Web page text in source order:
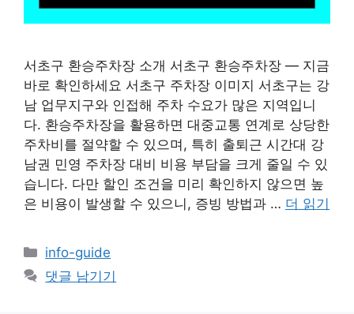
서초구 환승주차장 소개 서초구 환승주차장 — 지금
바로 확인하세요 서초구 주차장 이미지 서초구는 강
남 업무지구와 인접해 주차 수요가 많은 지역입니
다. 환승주차장을 활용하면 대중교통 연계로 상당한
주차비를 절약할 수 있으며, 특히 출퇴근 시간대 강
남권 민영 주차장 대비 비용 부담을 크게 줄일 수 있
습니다. 다만 할인 조건을 미리 확인하지 않으면 높
은 비용이 발생할 수 있으니, 증빙 방법과 … 더 읽기
카
테
info-guide
댓글 남기기